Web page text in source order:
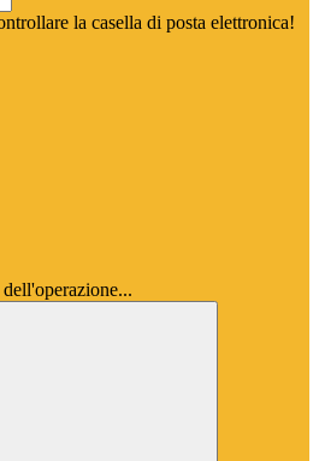
la casella di posta elettronica!